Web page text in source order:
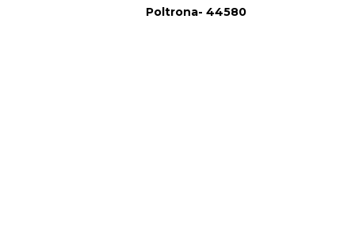
Poltrona- 44580